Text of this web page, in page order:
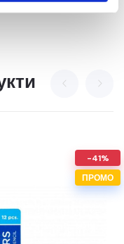
-41%
ПРОМО